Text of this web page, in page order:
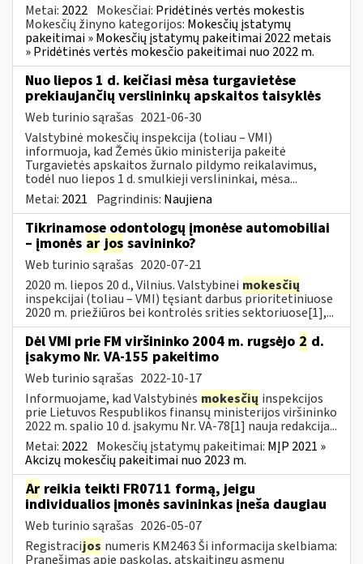
Metai: 2022 Mokesčiai: Pridėtinės vertės mokestis
Mokesčių žinyno kategorijos: Mokesčių įstatymų
pakeitimai » Mokesčių įstatymų pakeitimai 2022 metais
» Pridėtinės vertės mokesčio pakeitimai nuo 2022 m.
Nuo liepos 1 d. keičiasi mėsa turgavietėse
prekiaujančių verslininkų apskaitos taisyklės
Web turinio sąrašas 2021-06-30
Valstybinė mokesčių inspekcija (toliau – VMI)
informuoja, kad Žemės ūkio ministerija pakeitė
Turgavietės apskaitos žurnalo pildymo reikalavimus,
todėl nuo liepos 1 d. smulkieji verslininkai, mėsa...
Metai: 2021 Pagrindinis: Naujiena
Tikrinamose odontologų įmonėse automobiliai
– įmonės ar jos savininko?
Web turinio sąrašas 2020-07-21
2020 m. liepos 20 d., Vilnius. Valstybinei mokesčių
inspekcijai (toliau – VMI) tęsiant darbus prioritetiniuose
2020 m. priežiūros bei kontrolės srities sektoriuose[1],...
Dėl VMI prie FM viršininko 2004 m. rugsėjo 2 d.
įsakymo Nr. VA-155 pakeitimo
Web turinio sąrašas 2022-10-17
Informuojame, kad Valstybinės mokesčių inspekcijos
prie Lietuvos Respublikos finansų ministerijos viršininko
2022 m. spalio 10 d. įsakymu Nr. VA-78[1] nauja redakcija...
Metai: 2022 Mokesčių įstatymų pakeitimai: MĮP 2021 »
Akcizų mokesčių pakeitimai nuo 2023 m.
Ar reikia teikti FR0711 formą, jeigu
individualios įmonės savininkas įneša daugiau
Web turinio sąrašas 2026-05-07
Registracijos numeris KM2463 Ši informacija skelbiama:
Pranešimas apie paskolas, atskaitingų asmenų